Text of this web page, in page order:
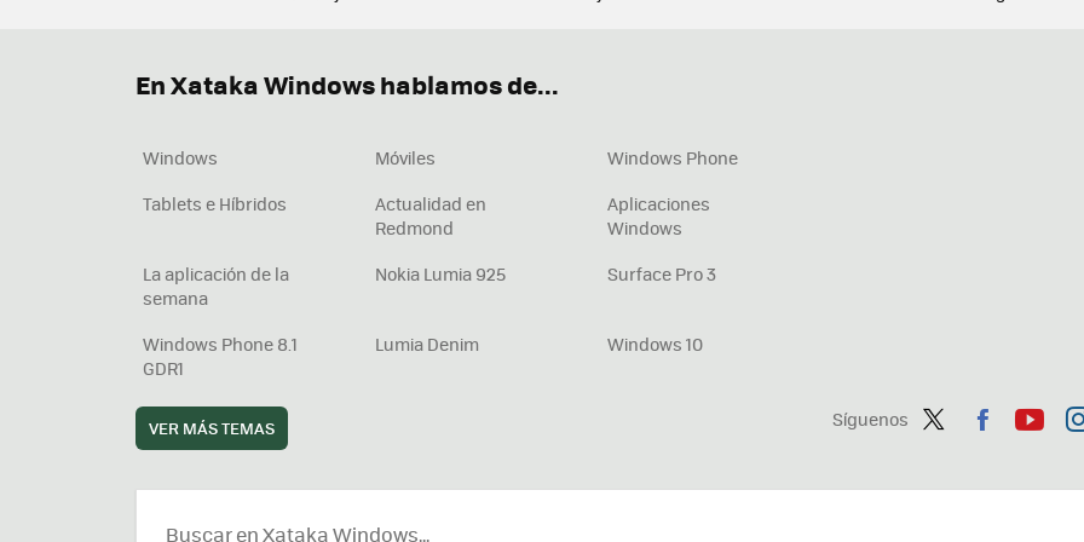
Síguenos
ter
ebo tub
En Xataka Windows hablamos de...
Windows Móviles
Windows Phone
Tablets e Híbridos
Actualidad en
Redmond
Aplicaciones
Windows
La aplicación de la
semana
Nokia Lumia 925 Surface Pro 3
Windows Phone 8.1
GDR1
Lumia Denim Windows 10
VER MÁS TEMAS